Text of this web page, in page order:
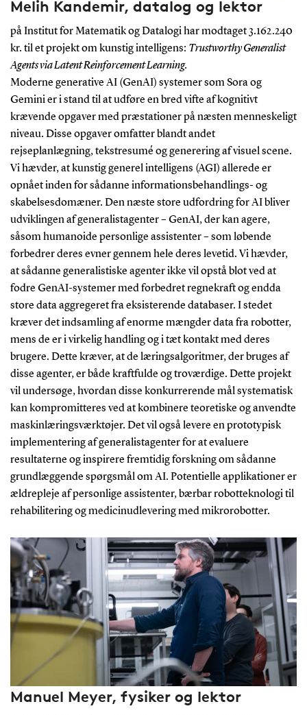
Melih Kandemir, datalog og lektor
på Institut for Matematik og Datalogi har modtaget 3.162.240
kr. til et projekt om kunstig intelligens: Trustworthy Generalist
Agents via Latent Reinforcement Learning.
Moderne generative AI (GenAI) systemer som Sora og
Gemini er i stand til at udføre en bred vifte af kognitivt
krævende opgaver med præstationer på næsten menneskeligt
niveau. Disse opgaver omfatter blandt andet
rejseplanlægning, tekstresumé og generering af visuel scene.
Vi hævder, at kunstig generel intelligens (AGI) allerede er
opnået inden for sådanne informationsbehandlings- og
skabelsesdomæner. Den næste store udfordring for AI bliver
udviklingen afgeneralistagenter–GenAI, der kan agere,
såsom humanoide personlige assistenter – som løbende
forbedrer deres evner gennem hele deres levetid. Vi hævder,
at sådanne generalistiske agenter ikke vil opstå blot ved at
fodre GenAI-systemer med forbedret regnekraft og endda
store data aggregeret fra eksisterende databaser. I stedet
kræver det indsamling af enorme mængder data fra robotter,
mens de er i virkelig handling og i tæt kontakt med deres
brugere. Dette kræver, at de læringsalgoritmer, der bruges af
disse agenter, er både kraftfulde og troværdige. Dette projekt
vil undersøge, hvordan disse konkurrerende mål systematisk
kan kompromitteres ved at kombinere teoretiske og anvendte
maskinlæringsværktøjer. Det vil også levere en prototypisk
implementering af generalistagenter for at evaluere
resultaterne og inspirere fremtidig forskning om sådanne
grundlæggende spørgsmål om AI. Potentielle applikationer er
ældrepleje af personlige assistenter, bærbar robotteknologi til
rehabilitering og medicinudlevering med mikrorobotter.
Manuel Meyer, fysiker og lektor